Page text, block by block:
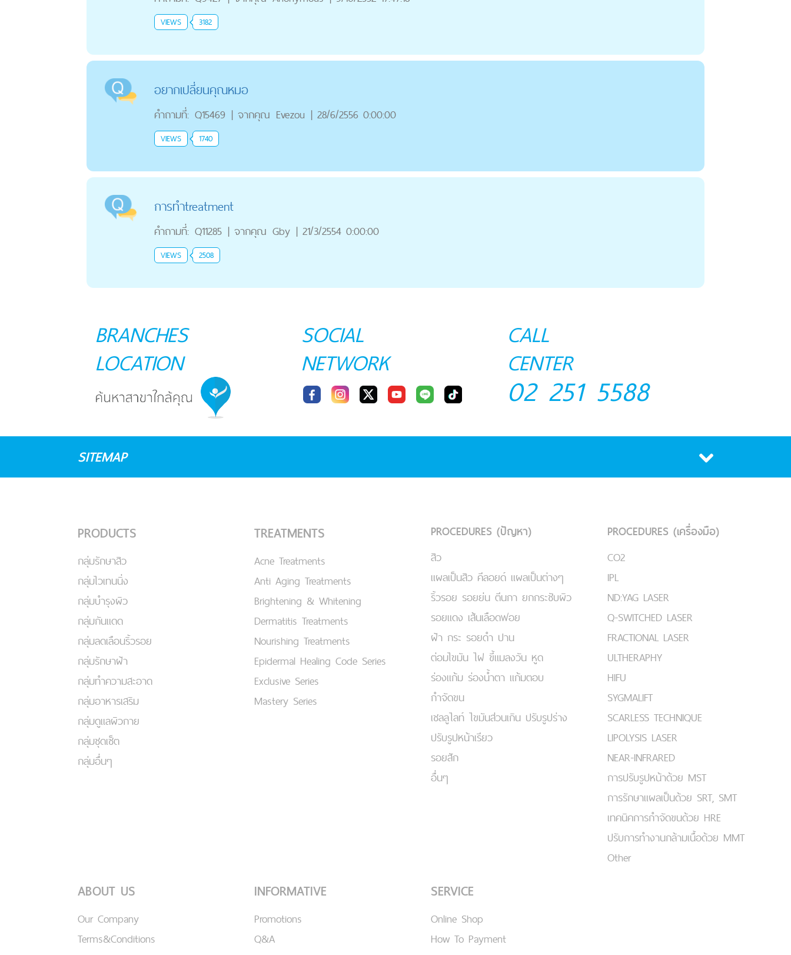
VIEWS 3182
อยากเปลี่ยนคุณหมอ
คำถามที่: Q15469 | จากคุณ Evezou | 28/6/2556 0:00:00
VIEWS 1740
การทำtreatment
คำถามที่: Q11285 | จากคุณ Gby | 21/3/2554 0:00:00
VIEWS 2508
BRANCHES
LOCATION
SOCIAL
NETWORK
CALL
CENTER
02 251 5588
SITEMAP
PRODUCTS
กลุ่มรักษาสิว
กลุ่มไวเทนนิ่ง
กลุ่มบำรุงผิว
กลุ่มกันแดด
กลุ่มลดเลือนริ้วรอย
กลุ่มรักษาฝ้า
กลุ่มทำความสะอาด
กลุ่มอาหารเสริม
กลุ่มดูแลผิวกาย
กลุ่มชุดเซ็ต
กลุ่มอื่นๆ
TREATMENTS
Acne Treatments
Anti Aging Treatments
Brightening & Whitening
Dermatitis Treatments
Nourishing Treatments
Epidermal Healing Code Series
Exclusive Series
Mastery Series
PROCEDURES (ปัญหา)
สิว
แผลเป็นสิว คีลอยด์ แผลเป็นต่างๆ
ริ้วรอย รอยย่น ตีนกา ยกกระชับผิว
รอยแดง เส้นเลือดฟอย
ฝ้า กระ รอยดำ ปาน
ต่อมไขมัน ไฝ ขี้แมลงวัน หูด
ร่องแก้ม ร่องน้ำตา แก้มตอบ
กำจัดขน
เชลลูไลท์ ไขมันส่วนเกิน ปรับรูปร่าง
ปรับรูปหน้าเรียว
รอยสัก
อื่นๆ
PROCEDURES (เครื่องมือ)
CO2
IPL
ND:YAG LASER
Q-SWITCHED LASER
FRACTIONAL LASER
ULTHERAPHY
HIFU
SYGMALIFT
SCARLESS TECHNIQUE
LIPOLYSIS LASER
NEAR-INFRARED
การปรับรูปหน้าด้วย MST
การรักษาแผลเป็นด้วย SRT, SMT
เทคนิคการกำจัดขนด้วย HRE
ปรับการทำงานกล้ามเนื้อด้วย MMT
Other
ABOUT US
Our Company
Terms&Conditions
INFORMATIVE
Promotions
Q&A
SERVICE
Online Shop
How To Payment